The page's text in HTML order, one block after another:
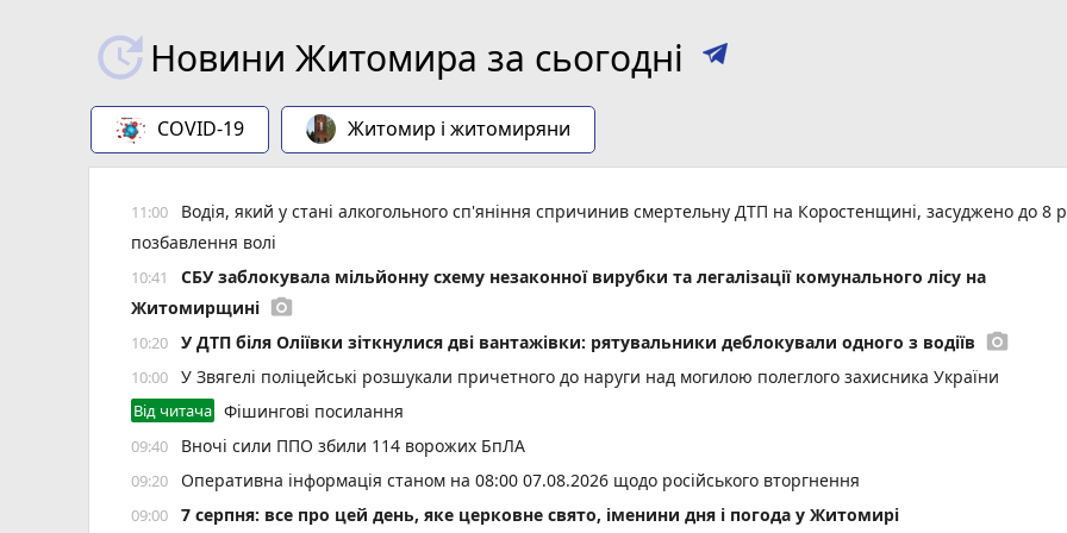
Новини Житомира за сьогодні
COVID-19 Житомир і житомиряни
11:00
Водія, який у стані алкогольного сп'яніння спричинив смертельну ДТП на Коростенщині, засуджено до 8
позбавлення волі
10:41
СБУ заблокувала мільйонну схему незаконної вирубки та легалізації комунального лісу на
Житомирщині photo_camera
10:20 У ДТП біля Оліївки зіткнулися дві вантажівки: рятувальники деблокували одного з водіїв photo_camera
10:00 У Звягелі поліцейські розшукали причетного до наруги над могилою полеглого захисника України
Від читача Фішингові посилання
09:40 Вночі сили ППО збили 114 ворожих БпЛА
09:20 Оперативна інформація станом на 08:00 07.08.2026 щодо російського вторгнення
09:00 7 серпня: все про цей день, яке церковне свято, іменини дня і погода у Житомирі